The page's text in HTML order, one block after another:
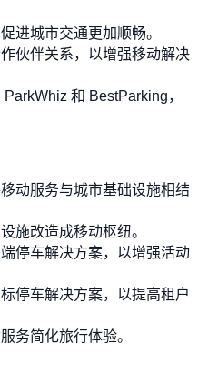
进城市交通更加顺畅。
伙伴关系，以增强移动解决
和 BestParking，
动服务与城市基础设施相结
施改造成移动枢纽。
停车解决方案，以增强活动
停车解决方案，以提高租户
务简化旅行体验。